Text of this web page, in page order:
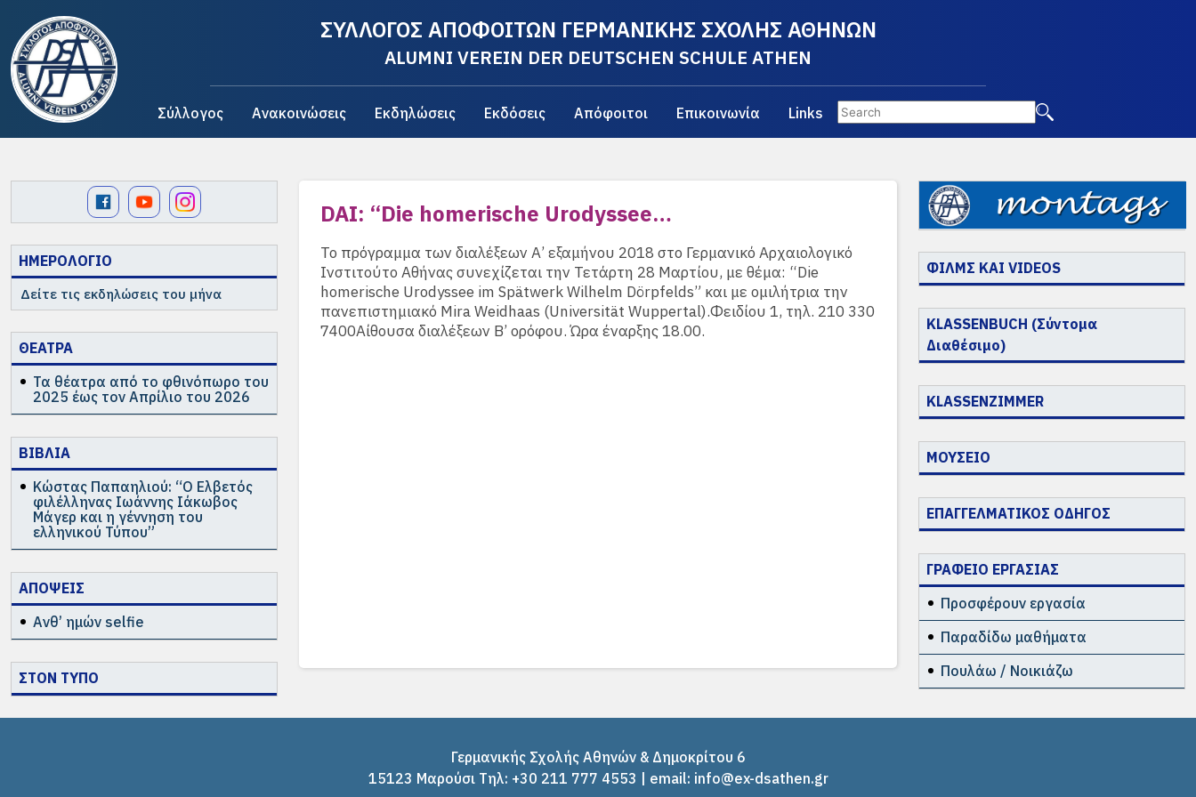
ΣΥΛΛΟΓΟΣ ΑΠΟΦΟΙΤΩΝ ΓΕΡΜΑΝΙΚΗΣ ΣΧΟΛΗΣ ΑΘΗΝΩΝ
ALUMNI VEREIN DER DEUTSCHEN SCHULE ATHEN
Σύλλογος Ανακοινώσεις Εκδηλώσεις Εκδόσεις Απόφοιτοι Επικοινωνία Links
ΗΜΕΡΟΛΟΓΙΟ
Δείτε τις εκδηλώσεις του μήνα
ΘΕΑΤΡΑ
Τα θέατρα από το φθινόπωρο του
2025 έως τον Απρίλιο του 2026
ΒΙΒΛΙΑ
Κώστας Παπαηλιού: “Ο Ελβετός
φιλέλληνας Ιωάννης Ιάκωβος
Μάγερ και η γέννηση του
ελληνικού Τύπου”
ΑΠΟΨΕΙΣ
Ανθ’ ημών selfie
ΣΤΟΝ ΤΥΠΟ
DAI: “Die homerische Urodyssee…
Το πρόγραμμα των διαλέξεων Α’ εξαμήνου 2018 στο Γερμανικό Αρχαιολογικό
Ινστιτούτο Αθήνας συνεχίζεται την Τετάρτη 28 Μαρτίου, με θέμα: “Die
homerische Urodyssee im Spätwerk Wilhelm Dörpfelds” και με ομιλήτρια την
πανεπιστημιακό Mira Weidhaas (Universität Wuppertal).Φειδίου 1, τηλ. 210 330
7400Αίθουσα διαλέξεων Β’ ορόφου. Ώρα έναρξης 18.00.
ΦΙΛΜΣ ΚΑΙ VIDEOS
KLASSENBUCH (Σύντομα
Διαθέσιμο)
KLASSENZIMMER
ΜΟΥΣΕΙΟ
ΕΠΑΓΓΕΛΜΑΤΙΚΟΣ ΟΔΗΓΟΣ
ΓΡΑΦΕΙΟ ΕΡΓΑΣΙΑΣ
Προσφέρουν εργασία
Παραδίδω μαθήματα
Πουλάω / Νοικιάζω
Γερμανικής Σχολής Αθηνών & Δημοκρίτου 6
15123 Μαρούσι Tηλ: +30 211 777 4553 | email: info@ex-dsathen.gr